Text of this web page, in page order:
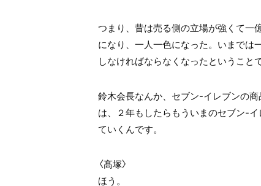
つまり、昔は売る側の立場が強くて一
になり、一人一色になった。いまでは
しなければならなくなったということで
鈴木会長なんか、セブン-イレブンの
は、２年もしたらもういまのセブン-
ていくんです。
〈髙塚〉
ほう。